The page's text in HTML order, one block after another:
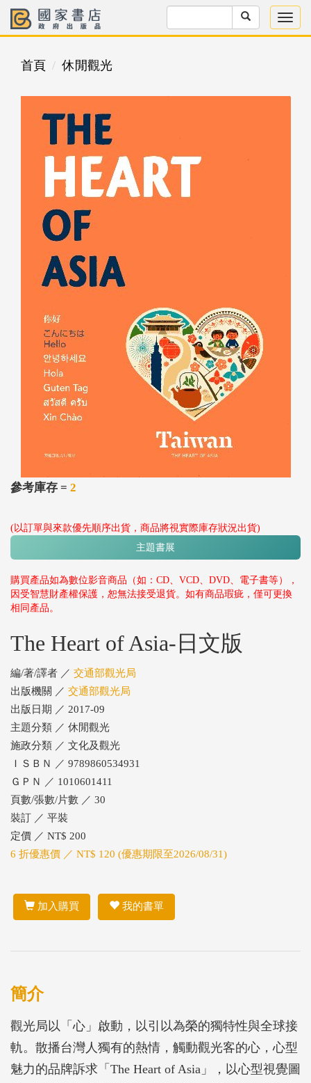
首頁 休閒觀光
參考庫存 = 2
(以訂單與來款優先順序出貨，商品將視實際庫存狀況出貨)
主題書展
購買產品如為數位影音商品（如：CD、VCD、DVD、電子書等），
因受智慧財產權保護，恕無法接受退貨。如有商品瑕疵，僅可更換
相同產品。
The Heart of Asia-日文版
編/著/譯者 ／ 交通部觀光局
出版機關 ／ 交通部觀光局
出版日期 ／ 2017-09
主題分類 ／ 休閒觀光
施政分類 ／ 文化及觀光
ＩＳＢＮ ／ 9789860534931
ＧＰＮ ／ 1010601411
頁數/張數/片數 ／ 30
裝訂 ／ 平裝
定價 ／ NT$ 200
6 折優惠價 ／ NT$ 120 (優惠期限至2026/08/31)
加入購買 我的書單
簡介
觀光局以「心」啟動，以引以為榮的獨特性與全球接
軌。散播台灣人獨有的熱情，觸動觀光客的心，心型
魅力的品牌訴求「The Heart of Asia」，以心型視覺圖